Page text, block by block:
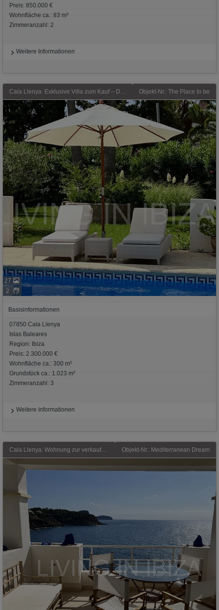
Preis: 850.000 €
Wohnfläche ca.: 83 m²
Zimmeranzahl: 2
Weitere Informationen
Cala Llenya: Exklusive Villa zum Kauf – Dieses attraktive und komfortable Anwesen befindet sich in privilegierter Lage von Cala Llenya auf Ibiza. Objekt-Nr.: The Place to be
2
27
Basisinformationen
07850 Cala Llenya
Islas Baleares
Region: Ibiza
Preis: 2.300.000 €
Wohnfläche ca.: 300 m²
Grundstück ca.: 1.023 m²
Zimmeranzahl: 3
Weitere Informationen
Cala Llenya: Wohnung zur verkaufen, mit Blick auf die Bucht von Cala Llenya, auf der Insel Ibiza. Modern möbliertes Objekt-Nr.: Mediterranean Dream